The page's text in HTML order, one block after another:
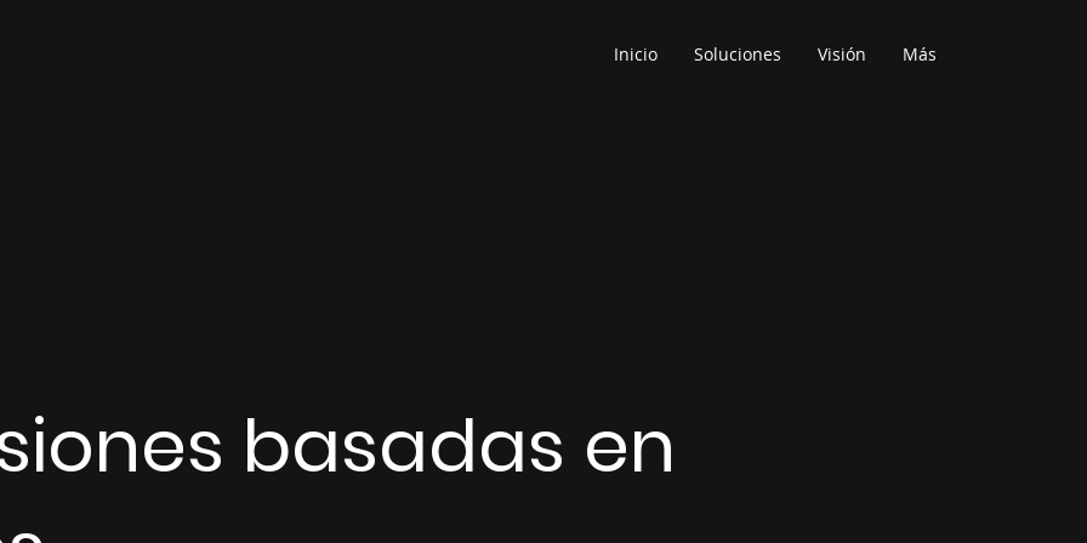
Inicio Soluciones Visión Más
basadas en